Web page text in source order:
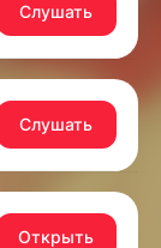
Слушать
Слушать
Открыть